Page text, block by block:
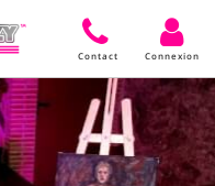
Contact Connexion